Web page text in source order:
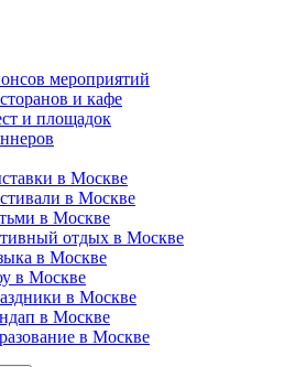
мероприятий
и кафе
и площадок
в Москве
в Москве
в Москве
отдых в Москве
в Москве
в Москве
в Москве
в Москве
в Москве